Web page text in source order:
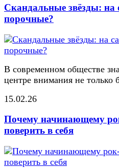
Скандальные звёзды: на
порочные?
В современном обществе
центре внимания не только
15.02.26
Почему начинающему
поверить в себя